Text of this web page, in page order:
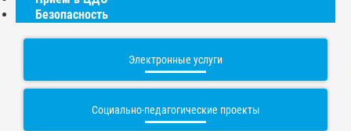
Безопасность
Электронные услуги
Социально-педагогические проекты